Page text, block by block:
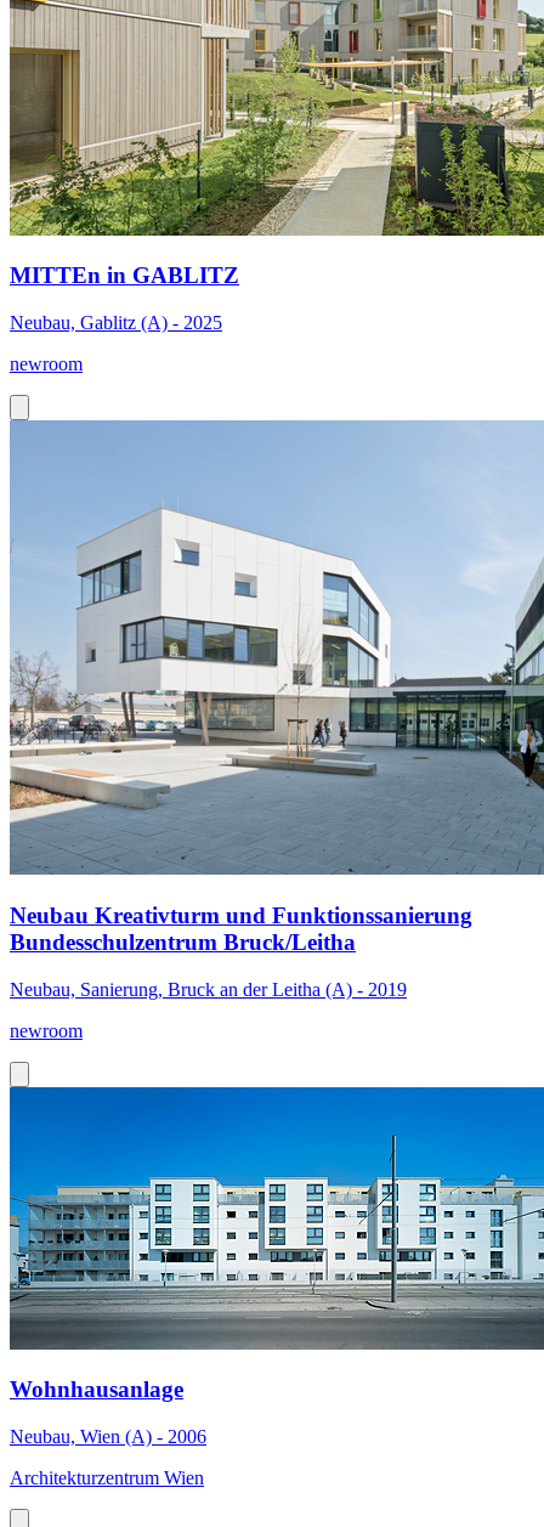
MITTEn in GABLITZ
Neubau, Gablitz (A) - 2025
newroom
Neubau Kreativturm und Funktionssanierung
Bundesschulzentrum Bruck/Leitha
Neubau, Sanierung, Bruck an der Leitha (A) - 2019
newroom
Wohnhausanlage
Neubau, Wien (A) - 2006
Architekturzentrum Wien